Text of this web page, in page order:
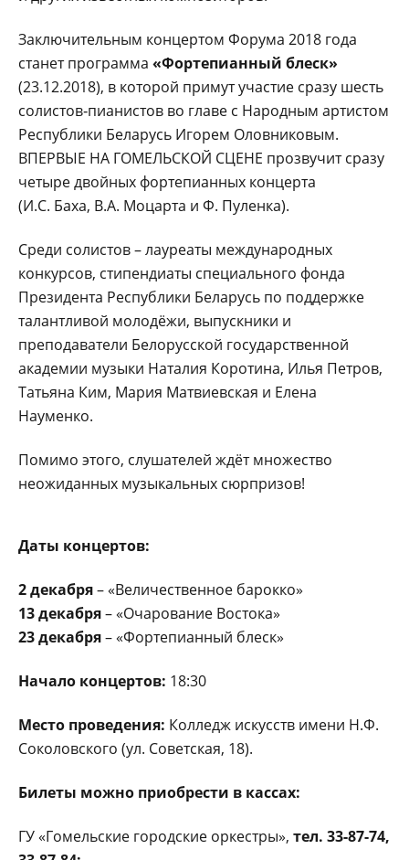
Заключительным концертом Форума 2018 года
станет программа «Фортепианный блеск»
(23.12.2018), в которой примут участие сразу шесть
солистов‑пианистов во главе с Народным артистом
Республики Беларусь Игорем Оловниковым.
ВПЕРВЫЕ НА ГОМЕЛЬСКОЙ СЦЕНЕ прозвучит сразу
четыре двойных фортепианных концерта
(И.С. Баха, В.А. Моцарта и Ф. Пуленка).
Среди солистов – лауреаты международных
конкурсов, стипендиаты специального фонда
Президента Республики Беларусь по поддержке
талантливой молодёжи, выпускники и
преподаватели Белорусской государственной
академии музыки Наталия Коротина, Илья Петров,
Татьяна Ким, Мария Матвиевская и Елена
Науменко.
Помимо этого, слушателей ждёт множество
неожиданных музыкальных сюрпризов!
Даты концертов:
2 декабря– «Величественное барокко»
13 декабря– «Очарование Востока»
23 декабря– «Фортепианный блеск»
Начало концертов: 18:30
Место проведения: Колледж искусств имени Н.Ф.
Соколовского (ул. Советская, 18).
Билеты можно приобрести в кассах:
ГУ «Гомельские городские оркестры», тел. 33-87-74,